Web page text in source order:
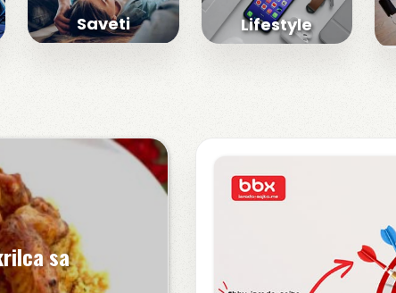
Saveti Lifestyle
sa